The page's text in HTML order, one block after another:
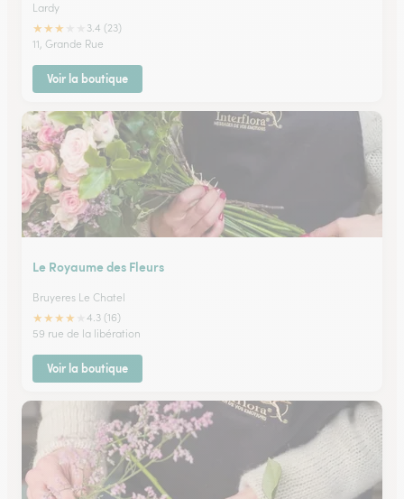
Lardy
★★★
3.4 (23)
11, Grande Rue
Voir la boutique
Le Royaume des Fleurs
Bruyeres Le Chatel
★★★★
4.3 (16)
59 rue de la libération
Voir la boutique